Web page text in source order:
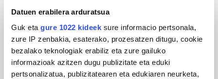
Datuen erabilera arduratsua
Guk eta gure 1022 kideek sure informacio pertsonala,
zure IP zenbakia, esaterako, prozesatzen ditugu, cookie
bezalako teknologiak erabiliz eta zure gailuko
informazioak azitzen dugu publizitate eta eduki
pertsonalizatua, publizitatearen eta edukiaren neurketa,
MUSIKA